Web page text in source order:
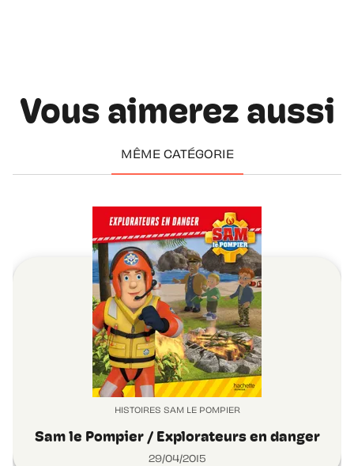
Vous aimerez aussi
MÊME CATÉGORIE
HISTOIRES SAM LE POMPIER
Sam le Pompier / Explorateurs en danger
29/04/2015